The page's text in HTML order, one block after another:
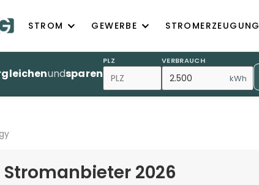
STROM GEWERBE STROMERZEUGUNG
undsparen
PLZ VERBRAUCH
kWh
2026